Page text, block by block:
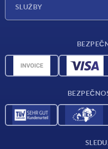
SLUŽBY
CAD data